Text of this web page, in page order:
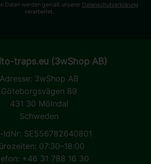
Daten werden gemäß unserer Datenschutzerklärung
verarbeitet.
traps.eu (3wShop AB)
Adresse: 3wShop AB
Göteborgsvägen 89
431 30 Mölndal
Schweden
IdNr: SE556782640801
07:30–18:00
+46 31 788 16 30